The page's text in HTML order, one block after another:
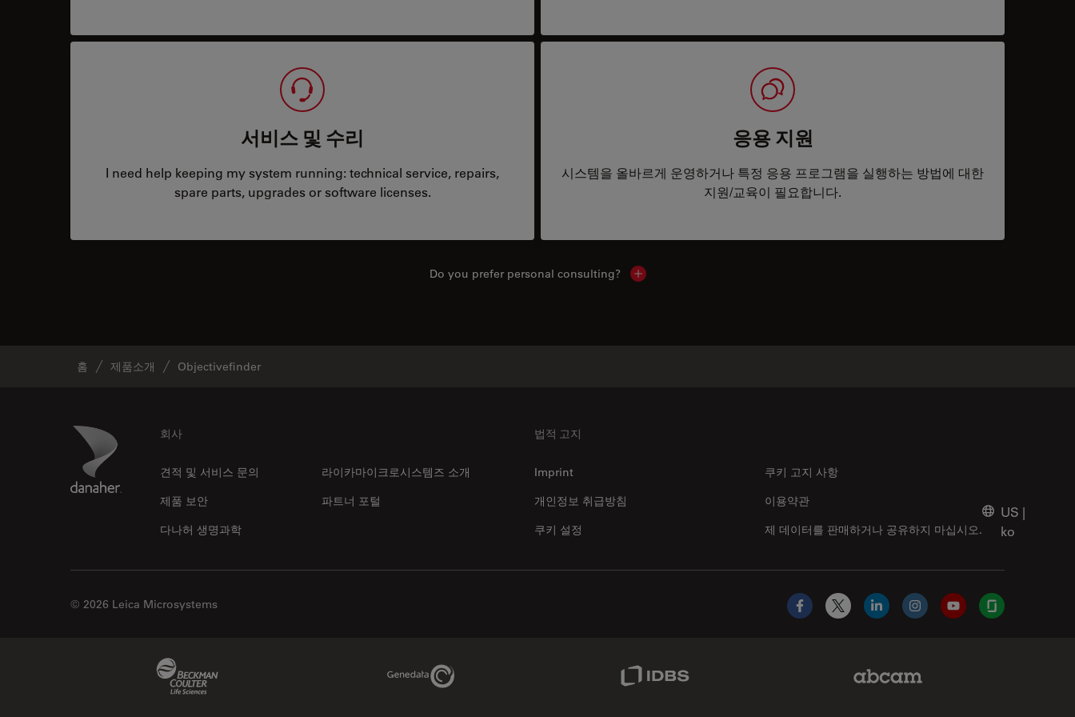
서비스 및 수리
I need help keeping my system running: technical service, repairs,
spare parts, upgrades or software licenses.
응용 지원
시스템을 올바르게 운영하거나 특정 응용 프로그램을 실행하는 방법에 대한
지원/교육이 필요합니다.
Do you prefer personal consulting? Show local contacts
홈 제품소개 Objectivefinder
Danaher Logo 회사
견적 및 서비스 문의
라이카마이크로시스템즈 소개
제품 보안
파트너 포털
다나허 생명과학
법적 고지
Imprint
쿠키 고지 사항
개인정보 취급방침
제 데이터를 판매하거나 공유하지 마십시오.
이용약관
쿠키 설정
US |
ko
© 2026 Leica Microsystems
Facebook
X LinkedInInstagramYouTubeGlassdoor
Genedata Link IDBS Link